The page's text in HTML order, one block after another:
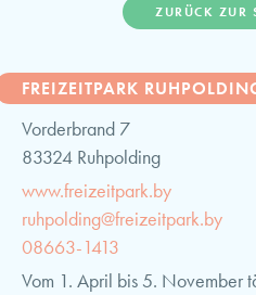
ZURÜCK ZUR
FREIZEITPARK
Vorderbrand 7
83324 Ruhpolding
www.freizeitpark.by
ruhpolding@freizeitpark.by
08663-1413
Vom 1. April bis 5. November